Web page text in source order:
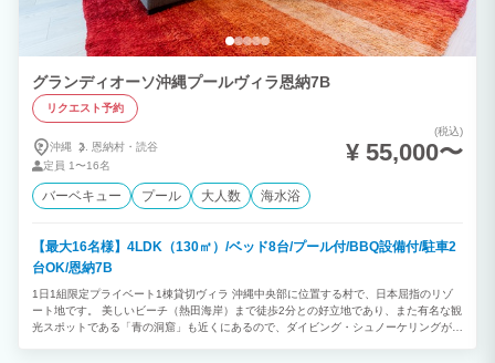
グランディオーソ沖縄プールヴィラ恩納7B
リクエスト予約
沖縄 恩納村・ 読谷
定員 1〜16名
(税込)
¥ 55,000〜
バーベキュー プール 大人数 海水浴
【最大16名様】4LDK（130㎡）/ベッド8台/プール付/BBQ設備付/駐車2
台OK/恩納7B
1日1組限定プライベート1棟貸切ヴィラ 沖縄中央部に位置する村で、日本屈指のリゾ
ート地です。 美しいビーチ（熱田海岸）まで徒歩2分との好立地であり、また有名な観
光スポットである「青の洞窟」も近くにあるので、ダイビング・シュノーケリングが楽